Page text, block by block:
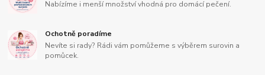
Nabízíme i menší množství vhodná pro domácí pečení.
Ochotně poradíme
Nevíte si rady? Rádi vám pomůžeme s výběrem surovin a
pomůcek.